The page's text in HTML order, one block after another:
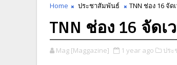
Home ประชาสัมพันธ์ TNN ช่อง 16 จั
TNN ช่อง 16 จัด
Mag [Maggazine] 1 year ago ปร